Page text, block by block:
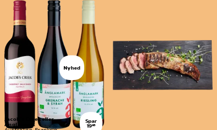
Jacob´s Creek eller
Änglamark
Spar
1995
Nyhed